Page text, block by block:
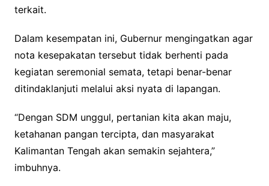
terkait.
Dalam kesempatan ini, Gubernur mengingatkan agar
nota kesepakatan tersebut tidak berhenti pada
kegiatan seremonial semata, tetapi benar-benar
ditindaklanjuti melalui aksi nyata di lapangan.
“Dengan SDM unggul, pertanian kita akan maju,
ketahanan pangan tercipta, dan masyarakat
Kalimantan Tengah akan semakin sejahtera,”
imbuhnya.